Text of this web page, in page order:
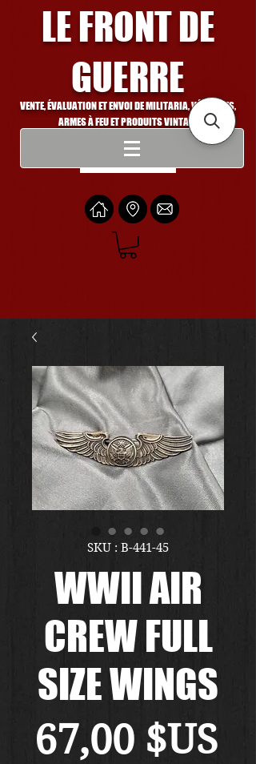
LE FRONT DE
GUERRE
VENTE, ÉVALUATION ET ENVOI DE MILITARIA, VÉHICULES,
ARMES À FEU ET PRODUITS VINTAGE
Se connecter
SKU : B-441-45
WWII AIR
CREW FULL
SIZE WINGS
67,00 $US